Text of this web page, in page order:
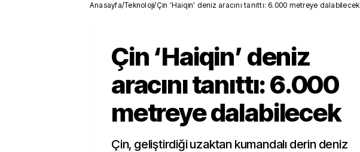
Anasayfa/Teknoloji/Çin ‘Haiqin’ deniz aracını tanıttı: 6.000 metreye dalabilecek
Çin ‘Haiqin’ deniz
aracını tanıttı: 6.000
metreye dalabilecek
Çin, geliştirdiği uzaktan kumandalı derin deniz